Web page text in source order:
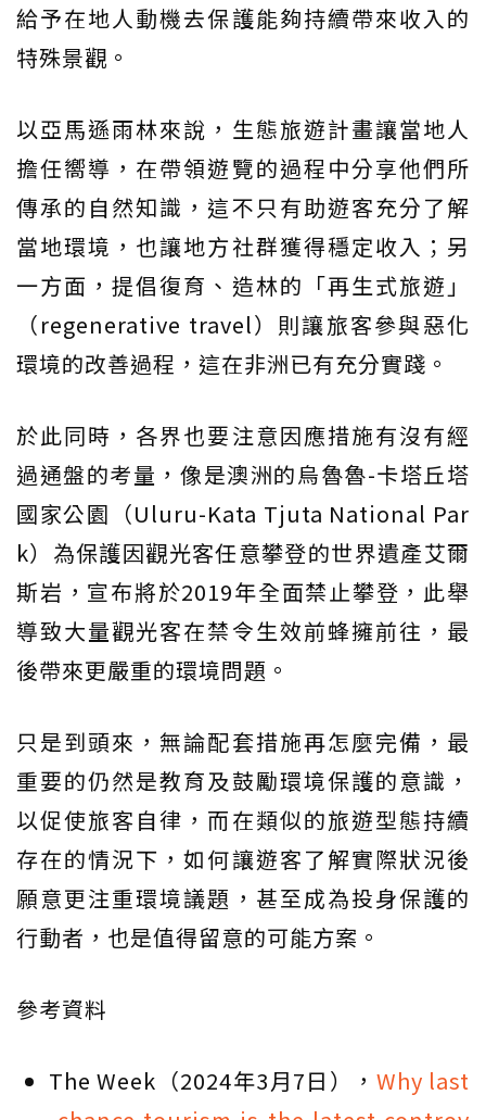
給予在地人動機去保護能夠持續帶來收入的
特殊景觀。
以亞馬遜雨林來說，生態旅遊計畫讓當地人
擔任嚮導，在帶領遊覽的過程中分享他們所
傳承的自然知識，這不只有助遊客充分了解
當地環境，也讓地方社群獲得穩定收入；另
一方面，提倡復育、造林的「再生式旅遊」
（regenerative travel）則讓旅客參與惡化
環境的改善過程，這在非洲已有充分實踐。
於此同時，各界也要注意因應措施有沒有經
過通盤的考量，像是澳洲的烏魯魯-卡塔丘塔
國家公園（Uluru-Kata Tjuta National Par
k）為保護因觀光客任意攀登的世界遺產艾爾
斯岩，宣布將於2019年全面禁止攀登，此舉
導致大量觀光客在禁令生效前蜂擁前往，最
後帶來更嚴重的環境問題。
只是到頭來，無論配套措施再怎麼完備，最
重要的仍然是教育及鼓勵環境保護的意識，
以促使旅客自律，而在類似的旅遊型態持續
存在的情況下，如何讓遊客了解實際狀況後
願意更注重環境議題，甚至成為投身保護的
行動者，也是值得留意的可能方案。
參考資料
The Week（2024年3月7日）， Why last